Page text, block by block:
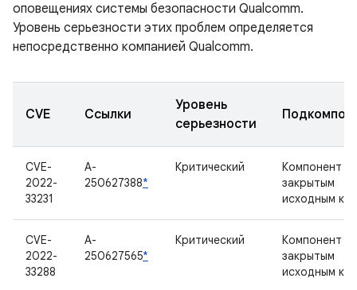
оповещениях системы безопасности Qualcomm.
Уровень серьезности этих проблем определяется
непосредственно компанией Qualcomm.
CVE Ссылки
Уровень
серьезности
CVE-
2022-
33231
A-
250627388*
Критический
Компонент с
закрытым
исходным
CVE-
2022-
33288
A-
250627565*
Критический
Компонент с
закрытым
исходным